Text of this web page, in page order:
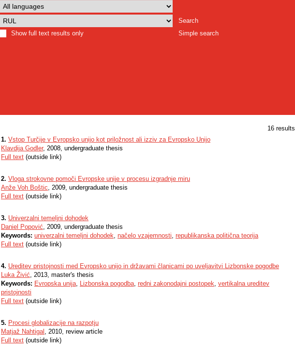
Search
Show full text results only
Simple search
16 results
1. Vstop Turčije v Evropsko unijo kot priložnost ali izziv za Evropsko Unijo
Klavdija Godler, 2008, undergraduate thesis
Full text (outside link)
2. Vloga strokovne pomoči Evropske unije v procesu izgradnje miru
Anže Voh Boštic, 2009, undergraduate thesis
Full text (outside link)
3. Univerzalni temeljni dohodek
Daniel Popović, 2009, undergraduate thesis
Keywords: univerzalni temeljni dohodek, načelo vzajemnosti, republikanska politična teorija
Full text (outside link)
4. Ureditev pristojnosti med Evropsko unijo in državami članicami po uveljavitvi Lizbonske pogodbe
Luka Živić, 2013, master's thesis
Keywords: Evropska unija, Lizbonska pogodba, redni zakonodajni postopek, vertikalna ureditev
pristojnosti
Full text (outside link)
5. Procesi globalizacije na razpotju
Matjaž Nahtigal , 2010, review article
Full text (outside link)